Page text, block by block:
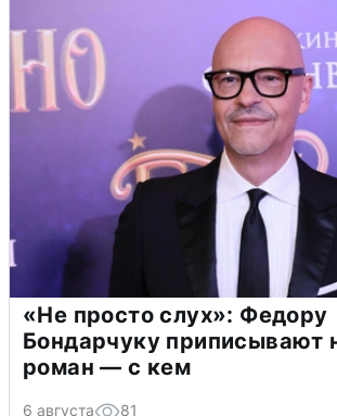
«Не просто слух»: Федору
Бондарчуку приписывают
роман — с кем
6 августа 81